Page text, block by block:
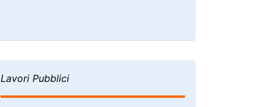
Lavori Pubblici